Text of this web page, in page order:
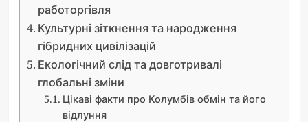
работоргівля
Культурні зіткнення та народження
гібридних цивілізацій
Екологічний слід та довготривалі
глобальні зміни
Цікаві факти про Колумбів обмін та його
відлуння